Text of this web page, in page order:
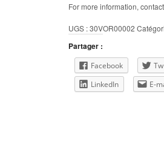
For more information,
UGS :30VOR00002
Partager :
Facebook
LinkedIn
E-